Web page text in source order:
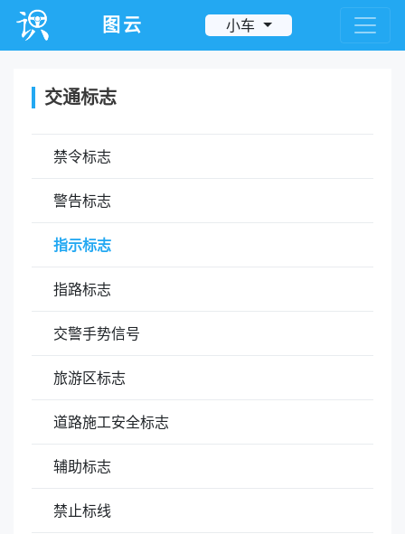
图云 小车
交通标志
禁令标志
警告标志
指示标志
指路标志
交警手势信号
旅游区标志
道路施工安全标志
辅助标志
禁止标线